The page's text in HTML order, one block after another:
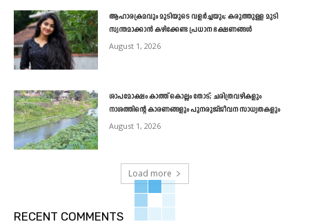
ആഹാരക്രമവും മുടിയുടെ വളർച്ചയും; കരുത്തുള്ള മുടി
സ്വന്തമാക്കാൻ കഴിക്കേണ്ട പ്രധാന ഭക്ഷണങ്ങൾ
August 1, 2026
ശാപമോക്ഷം കാത്ത് കൊല്ലം തോട്; ചരിത്രവഴികളും
നാശത്തിന്റെ കാരണങ്ങളും പുനരുജ്ജീവന സാധ്യതകളും
August 1, 2026
Load more
RECENT COMMENTS